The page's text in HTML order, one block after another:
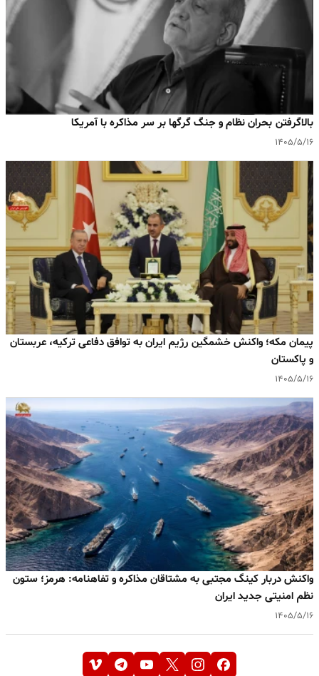
بالا‌گرفتن بحران نظام و جنگ گرگها بر سر مذاکره با آمریکا
۱۴۰۵/۵/۱۶
پیمان مکه؛ واکنش خشمگین رژیم ایران به توافق دفاعی ترکیه، عربستان
و پاکستان
۱۴۰۵/۵/۱۶
واکنش دربار کینگ مجتبی به مشتاقان مذاکره و تفاهنامه: هرمز؛ ستون
نظم امنیتی جدید ایران
۱۴۰۵/۵/۱۶